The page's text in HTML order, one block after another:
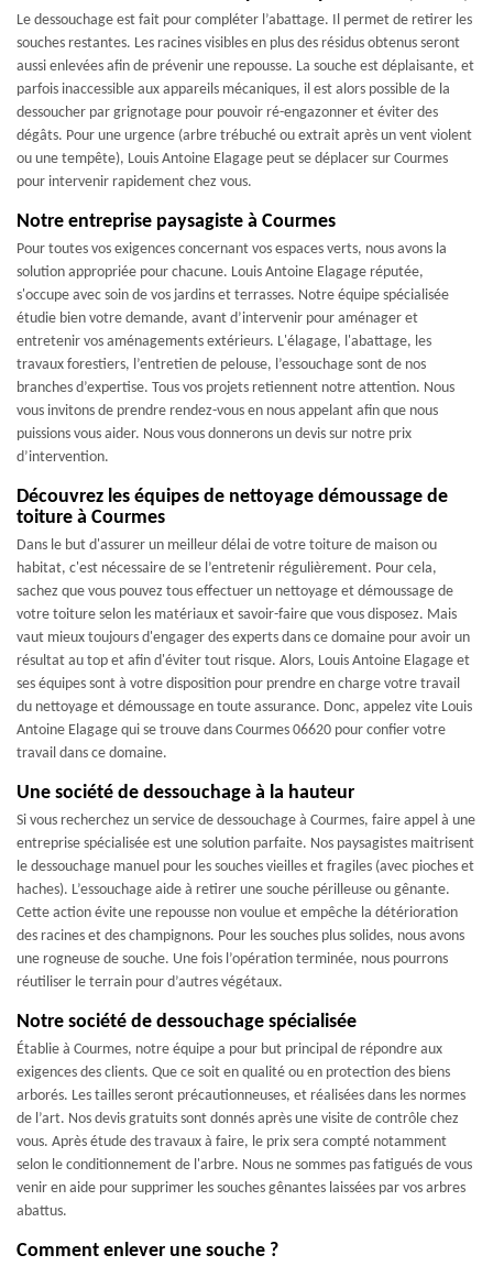
Le dessouchage est fait pour compléter l’abattage. Il permet de retirer les
souches restantes. Les racines visibles en plus des résidus obtenus seront
aussi enlevées afin de prévenir une repousse. La souche est déplaisante, et
parfois inaccessible aux appareils mécaniques, il est alors possible de la
dessoucher par grignotage pour pouvoir ré-engazonner et éviter des
dégâts. Pour une urgence (arbre trébuché ou extrait après un vent violent
ou une tempête), Louis Antoine Elagage peut se déplacer sur Courmes
pour intervenir rapidement chez vous.
Notre entreprise paysagiste à Courmes
Pour toutes vos exigences concernant vos espaces verts, nous avons la
solution appropriée pour chacune. Louis Antoine Elagage réputée,
s'occupe avec soin de vos jardins et terrasses. Notre équipe spécialisée
étudie bien votre demande, avant d’intervenir pour aménager et
entretenir vos aménagements extérieurs. L'élagage, l'abattage, les
travaux forestiers, l’entretien de pelouse, l’essouchage sont de nos
branches d’expertise. Tous vos projets retiennent notre attention. Nous
vous invitons de prendre rendez-vous en nous appelant afin que nous
puissions vous aider. Nous vous donnerons un devis sur notre prix
d’intervention.
Découvrez les équipes de nettoyage démoussage de
toiture à Courmes
Dans le but d'assurer un meilleur délai de votre toiture de maison ou
habitat, c'est nécessaire de se l’entretenir régulièrement. Pour cela,
sachez que vous pouvez tous effectuer un nettoyage et démoussage de
votre toiture selon les matériaux et savoir-faire que vous disposez. Mais
vaut mieux toujours d'engager des experts dans ce domaine pour avoir un
résultat au top et afin d'éviter tout risque. Alors, Louis Antoine Elagage et
ses équipes sont à votre disposition pour prendre en charge votre travail
du nettoyage et démoussage en toute assurance. Donc, appelez vite Louis
Antoine Elagage qui se trouve dans Courmes 06620 pour confier votre
travail dans ce domaine.
Une société de dessouchage à la hauteur
Si vous recherchez un service de dessouchage à Courmes, faire appel à une
entreprise spécialisée est une solution parfaite. Nos paysagistes maitrisent
le dessouchage manuel pour les souches vieilles et fragiles (avec pioches et
haches). L’essouchage aide à retirer une souche périlleuse ou gênante.
Cette action évite une repousse non voulue et empêche la détérioration
des racines et des champignons. Pour les souches plus solides, nous avons
une rogneuse de souche. Une fois l’opération terminée, nous pourrons
réutiliser le terrain pour d’autres végétaux.
Notre société de dessouchage spécialisée
Établie à Courmes, notre équipe a pour but principal de répondre aux
exigences des clients. Que ce soit en qualité ou en protection des biens
arborés. Les tailles seront précautionneuses, et réalisées dans les normes
de l’art. Nos devis gratuits sont donnés après une visite de contrôle chez
vous. Après étude des travaux à faire, le prix sera compté notamment
selon le conditionnement de l'arbre. Nous ne sommes pas fatigués de vous
venir en aide pour supprimer les souches gênantes laissées par vos arbres
abattus.
Comment enlever une souche ?